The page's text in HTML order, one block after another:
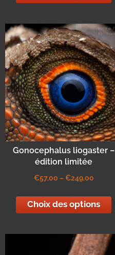
Gonocephalus liogaster –
édition limitée
€57,00 –€249,00
Choix des options